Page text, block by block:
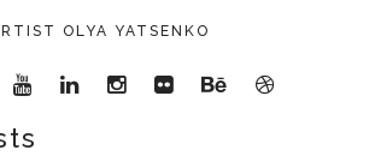
OLYA YATSENKO